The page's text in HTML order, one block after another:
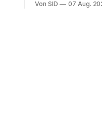
Von SID 07 Aug.